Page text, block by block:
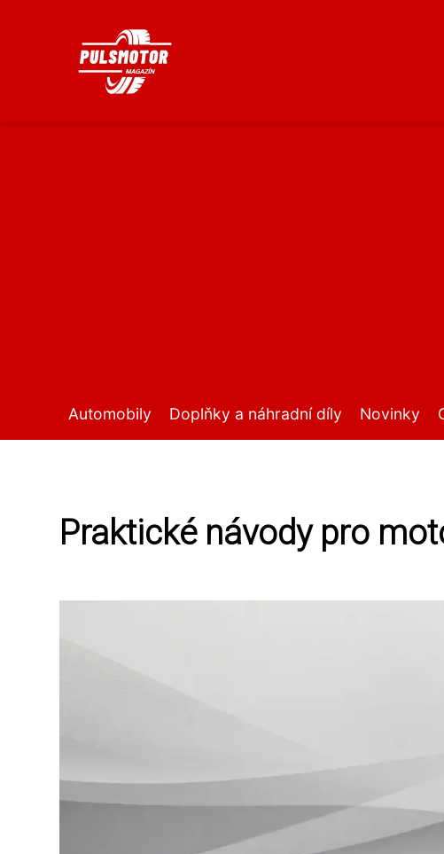
Automobily Doplňky a náhradní díly Novinky
Praktické návody pro